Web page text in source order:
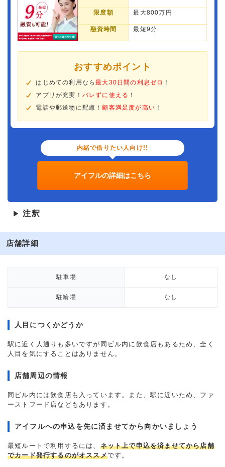
限度額 最大800万円
融資時間 最短9分
おすすめポイント
はじめての利用なら最大30日間の利息ゼロ ！
アプリが充実！ バレずに使える ！
電話や郵送物に配慮！顧客満足度が高い ！
内緒で借りたい人向け!!
アイフルの詳細はこちら
▶ 注釈
店舗詳細
駐車場 なし
駐輪場 なし
人目につくかどうか
駅に近く人通りも多いですが同ビル内に飲食店もあるため、全く
人目を気にすることはありません。
店舗周辺の情報
同ビル内には飲食店も入っています。また、駅に近いため、ファ
ーストフード店などもあります。
アイフルへの申込を先に済ませてから向かいましょう
最短ルートで利用するには、 ネット上で申込を済ませてから店舗
でカード発行するのがオススメです。